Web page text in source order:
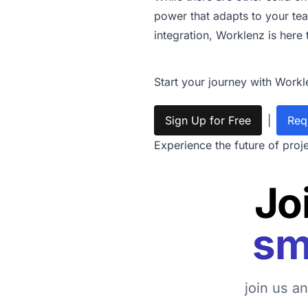
power that adapts to your
integration, Worklenz is
Start your journey with
Sign Up for Free
Experience the future of
join us